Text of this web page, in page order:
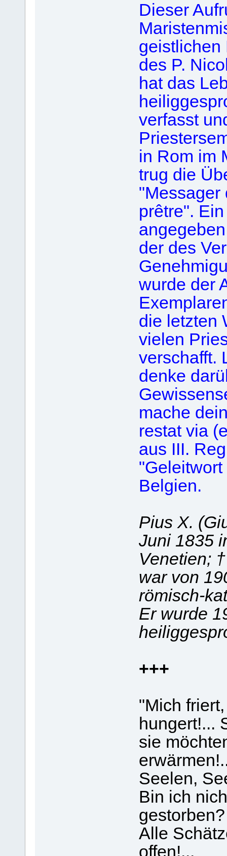
Dieser
geistlichen
des P.
hat das
verfasst
in Rom im
trug die
"Messager
prêtre".
der des
wurde der
die letzten
vielen
verschafft.
denke
mache
restat via
aus III.
Belgien.
Pius X.
Juni 1835
Venetien;
war von
römisch-
Er wurde
+++
"Mich
hungert!...
sie
Seelen,
Bin ich
gestorben?
Alle
offen!...